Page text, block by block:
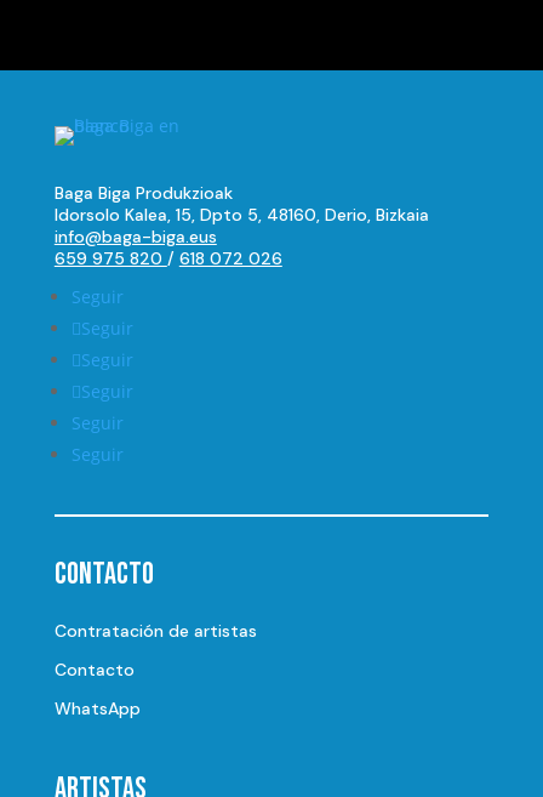
Baga Biga Produkzioak
Idorsolo Kalea, 15, Dpto 5, 48160, Derio, Bizkaia
info@baga-biga.eus
659 975 820 / 618 072 026
Seguir
Seguir
Seguir
Seguir
Seguir
Seguir
Contacto
Contratación de artistas
Contacto
WhatsApp
Artistas